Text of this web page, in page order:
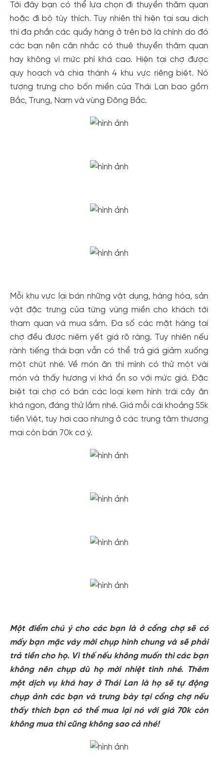
Tới đây bạn có thể lựa chọn đi thuyền thăm quan
hoặc đi bộ tùy thích. Tuy nhiên thì hiện tại sau dịch
thì đa phần các quầy hàng ở trên bờ là chính do đó
các bạn nên cân nhắc có thuê thuyền thăm quan
hay không vì mức phí khá cao. Hiện tại chợ được
quy hoạch và chia thành 4 khu vực riêng biệt. Nó
tượng trưng cho bốn miền của Thái Lan bao gồm
Bắc, Trung, Nam và vùng Đông Bắc.
Mỗi khu vực lại bán những vật dụng, hàng hóa, sản
vật đặc trưng của từng vùng miền cho khách tới
tham quan và mua sắm. Đa số các mặt hàng tại
chợ đều được niêm yết giá rõ ràng. Tuy nhiên nếu
rành tiếng thái bạn vẫn có thể trả giá giảm xuống
một chút nhé. Về món ăn thì mình có thử một vài
món và thấy hương vị khá ổn so với mức giá. Đặc
biệt tại chợ có bán các loại kem hình trái cây ăn
khá ngon, đáng thử lắm nhé. Giá mỗi cái khoảng 55k
tiền Việt, tuy hơi cao nhưng ở các trung tâm thương
mại còn bán 70k cơ ý.
Một điểm chú ý cho các bạn là ở cổng chợ sẽ có
mấy bạn mặc váy mời chụp hình chung và sẽ phải
trả tiền cho họ. Vì thế nếu không muốn thì các bạn
không nên chụp dù họ mời nhiệt tình nhé. Thêm
một dịch vụ khá hay ở Thái Lan là họ sẽ tự động
chụp ảnh các bạn và trưng bày tại cổng chợ nếu
thấy thích bạn có thể mua lại nó với giá 70k còn
không mua thì cũng không sao cả nhé!